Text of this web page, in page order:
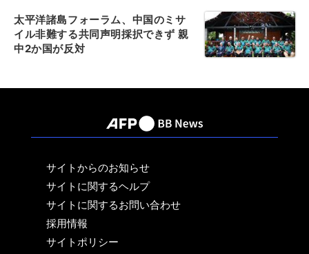
太平洋諸島フォーラム、中国のミサ
イル非難する共同声明採択できず 親
中2か国が反対
サイトからのお知らせ
サイトに関するヘルプ
サイトに関するお問い合わせ
採用情報
サイトポリシー